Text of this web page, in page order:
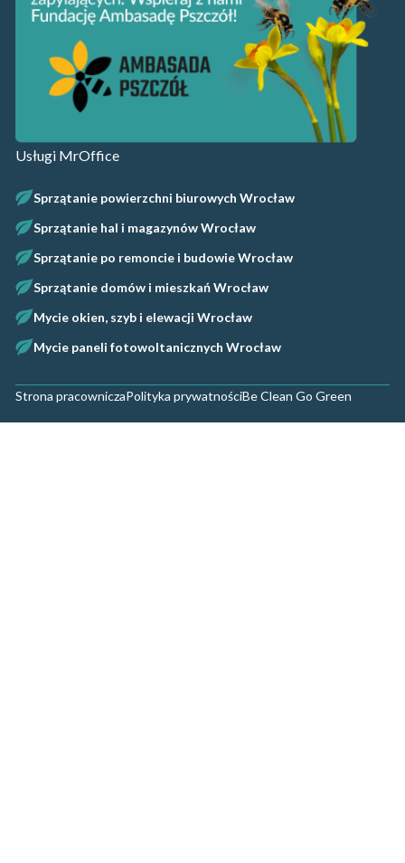
Usługi MrOffice
Sprzątanie powierzchni biurowych Wrocław
Sprzątanie hal i magazynów Wrocław
Sprzątanie po remoncie i budowie Wrocław
Sprzątanie domów i mieszkań Wrocław
Mycie okien, szyb i elewacji Wrocław
Mycie paneli fotowoltanicznych Wrocław
Strona pracowniczaPolityka prywatnościBe Clean Go Green